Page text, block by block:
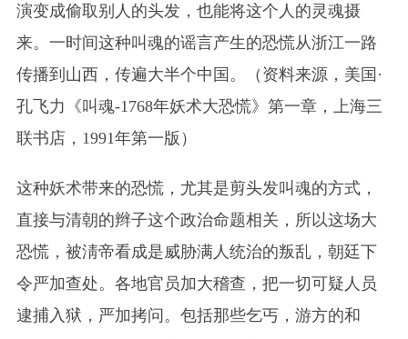
演变成偷取别人的头发，也能将这个人的灵魂摄
来。一时间这种叫魂的谣言产生的恐慌从浙江一路
传播到山西，传遍大半个中国。（资料来源，美国·
孔飞力《叫魂-1768年妖术大恐慌》第一章，上海三
联书店，1991年第一版）
这种妖术带来的恐慌，尤其是剪头发叫魂的方式，
直接与清朝的辫子这个政治命题相关，所以这场大
恐慌，被淸帝看成是威胁满人统治的叛乱，朝廷下
令严加查处。各地官员加大稽查，把一切可疑人员
逮捕入狱，严加拷问。包括那些乞丐，游方的和